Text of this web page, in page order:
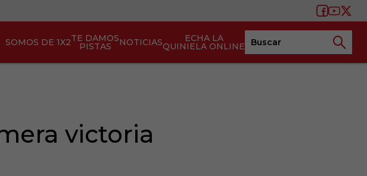
SOMOS DE 1X2TE DAMOS
PISTAS NOTICIAS ECHA LA
QUINIELA ONLINE
victoria